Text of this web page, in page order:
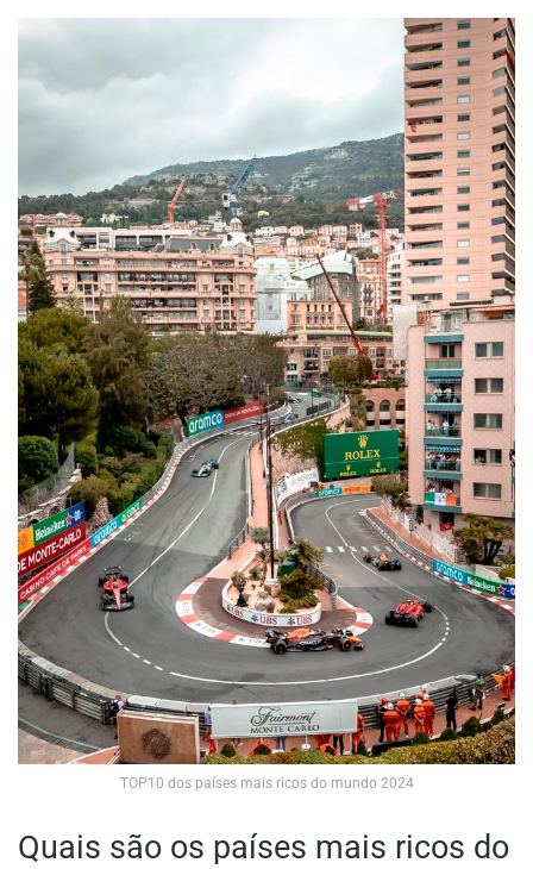
TOP10 dos países mais ricos do mundo 2024
Quais são os países mais ricos do